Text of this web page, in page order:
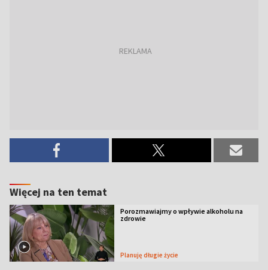
Więcej na ten temat
Porozmawiajmy o wpływie alkoholu na
zdrowie
Planuję długie życie